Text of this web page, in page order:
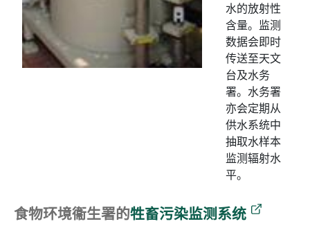
水的放射性
含量。监测
数据会即时
传送至天文
台及水务
署。水务署
亦会定期从
供水系统中
抽取水样本
监测辐射水
平。
食物环境衞生署的牲畜污染监测系统